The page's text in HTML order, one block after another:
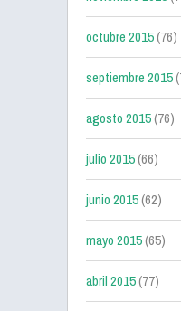
octubre 2015(76)
septiembre 2015
agosto 2015(76)
julio 2015(66)
junio 2015(62)
mayo 2015(65)
abril 2015(77)